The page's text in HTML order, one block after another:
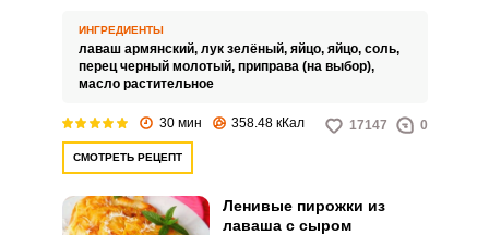
Если вы хотите сократить время
на приготовление ленивых
ИНГРЕДИЕНТЫ
лаваш армянский, лук зелёный, яйцо, яйцо, соль,
перец черный молотый, приправа (на выбор),
масло растительное
30 мин 358.48 кКал 17147 0
СМОТРЕТЬ РЕЦЕПТ
Ленивые пирожки из
лаваша с сыром